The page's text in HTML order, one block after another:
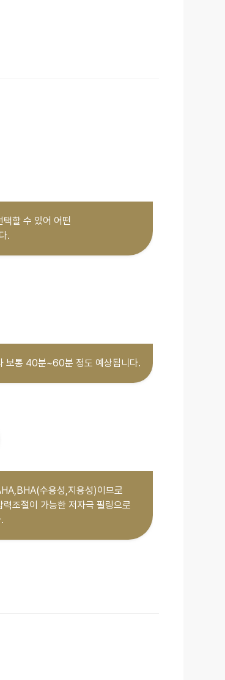
택할 수 있어 어떤
보통 40분~60분 정도 예상됩니다.
수용성,지용성)이므로
조절이 가능한 저자극 필링으로